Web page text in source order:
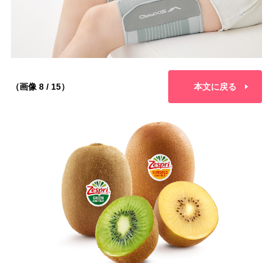
（画像 8 / 15） 本文に戻る